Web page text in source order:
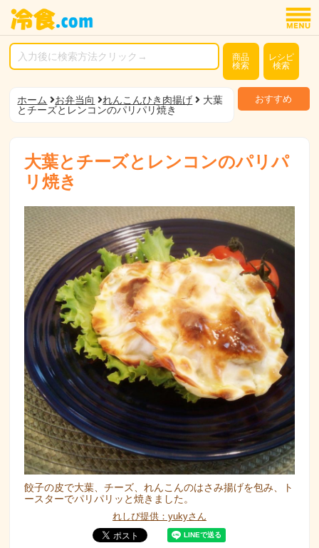
商品
検索
レシピ
検索
ホーム お弁当向 れんこんひき肉揚げ
大葉
とチーズとレンコンのパリパリ焼き
おすすめ
大葉とチーズとレンコンのパリパ
リ焼き
餃子の皮で大葉、チーズ、れんこんのはさみ揚げを包み、ト
ースターでパリパリッと焼きました。
れしぴ提供：yukyさん